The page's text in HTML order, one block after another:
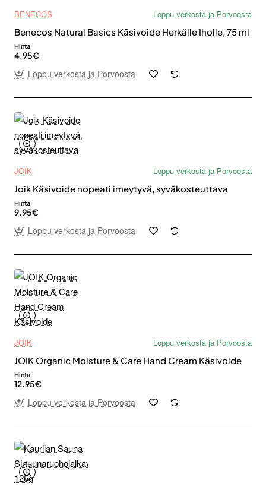
BENECOS
Loppu verkosta ja Porvoosta
Benecos Natural Basics Käsivoide Herkälle Iholle, 75 ml
Hinta
4.95€
Loppu verkosta ja Porvoosta
JOIK
Loppu verkosta ja Porvoosta
Joik Käsivoide nopeati imeytyvä, syväkosteuttava
Hinta
9.95€
Loppu verkosta ja Porvoosta
JOIK
Loppu verkosta ja Porvoosta
JOIK Organic Moisture & Care Hand Cream Käsivoide
Hinta
12.95€
Loppu verkosta ja Porvoosta